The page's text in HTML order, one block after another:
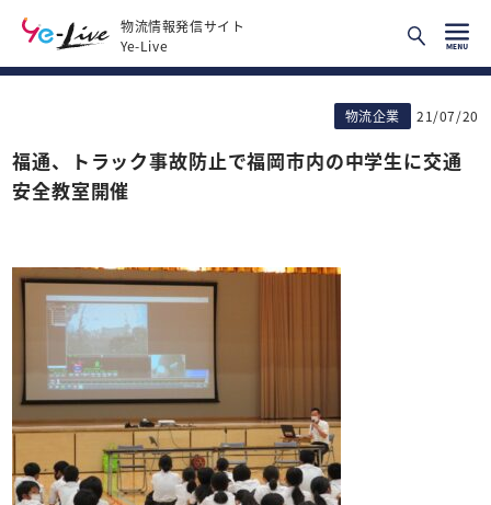
物流情報発信サイト
Ye-Live
物流企業 21/07/20
福通、トラック事故防止で福岡市内の中学生に交通
安全教室開催